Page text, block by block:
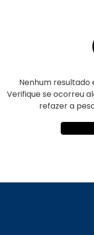
Nenhum resultado
Verifique se ocorreu
refazer a